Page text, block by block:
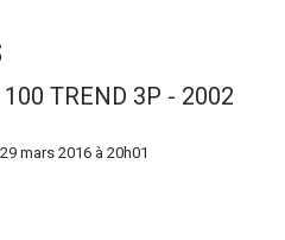
100 TREND 3P - 2002
29 mars 2016 à 20h01